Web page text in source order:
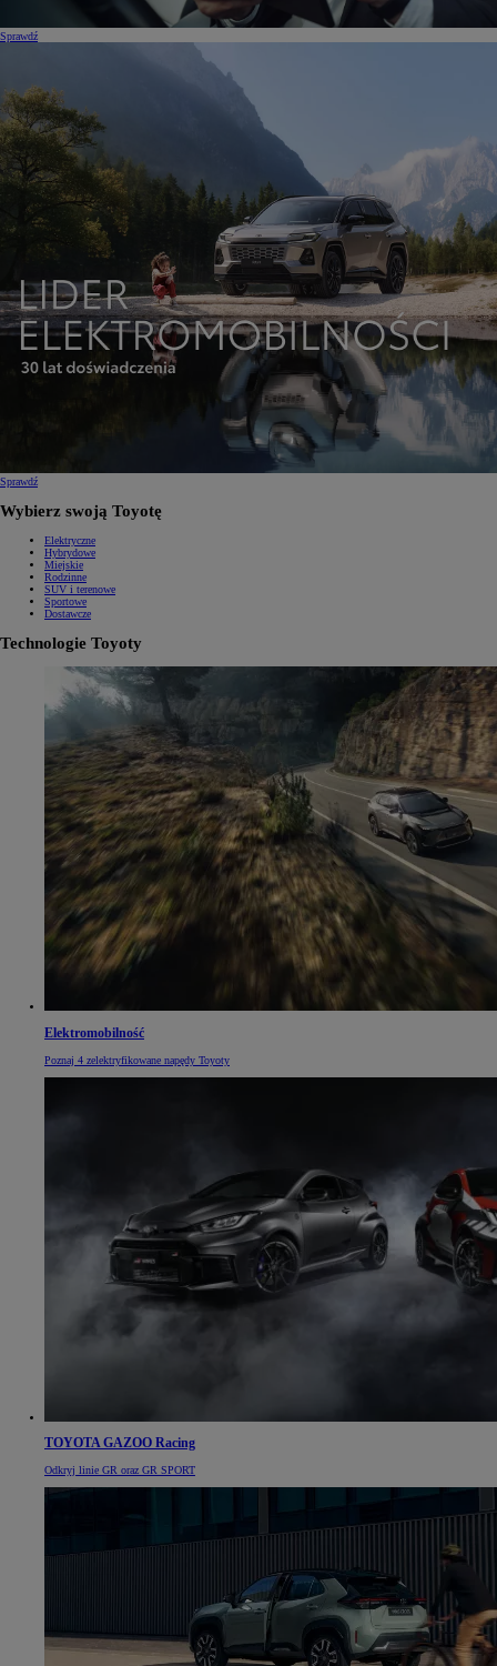
Sprawdź
Sprawdź
Wybierz swoją Toyotę
Elektryczne
Hybrydowe
Miejskie
Rodzinne
SUV i terenowe
Sportowe
Dostawcze
Technologie Toyoty
Elektromobilność
Poznaj 4 zelektryfikowane napędy Toyoty
TOYOTA GAZOO Racing
Odkryj linie GR oraz GR SPORT